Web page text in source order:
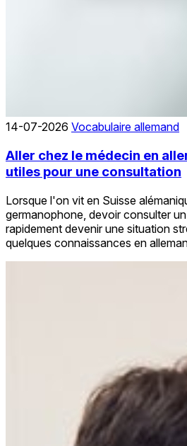
14-07-2026 Vocabulaire allemand
Aller chez le médecin en
utiles pour une consultation
Lorsque l'on vit en Suisse
germanophone, devoir consulter
rapidement devenir une situation
quelques connaissances en